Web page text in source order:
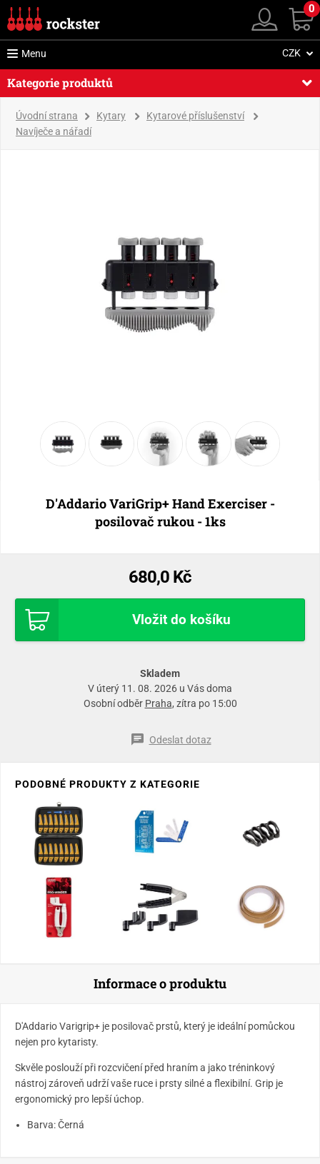
0
Menu CZK
Kategorie produktů
Úvodní strana Kytary
Kytarové příslušenství
Navíječe a nářadí
D'Addario VariGrip+ Hand Exerciser -
posilovač rukou - 1ks
680,0 Kč
Vložit do košíku
Skladem
V úterý 11. 08. 2026 u Vás doma
Osobní odběr Praha, zítra po 15:00
Odeslat dotaz
PODOBNÉ PRODUKTY Z KATEGORIE
Informace o produktu
D'Addario Varigrip+ je posilovač prstů, který je ideální pomůckou
nejen pro kytaristy.
Skvěle poslouží při rozcvičení před hraním a jako tréninkový
nástroj zároveň udrží vaše ruce i prsty silné a flexibilní. Grip je
ergonomický pro lepší úchop.
Barva: Černá